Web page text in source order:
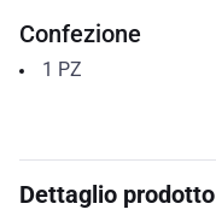
Confezione
1 PZ
Dettaglio prodotto